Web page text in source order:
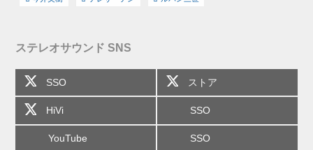
ステレオサウンド SNS
SSO ストア
HiVi SSO
YouTube SSO